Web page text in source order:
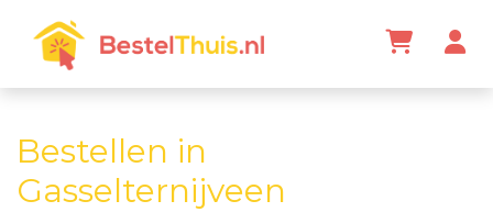
Bestellen in
Gasselternijveen